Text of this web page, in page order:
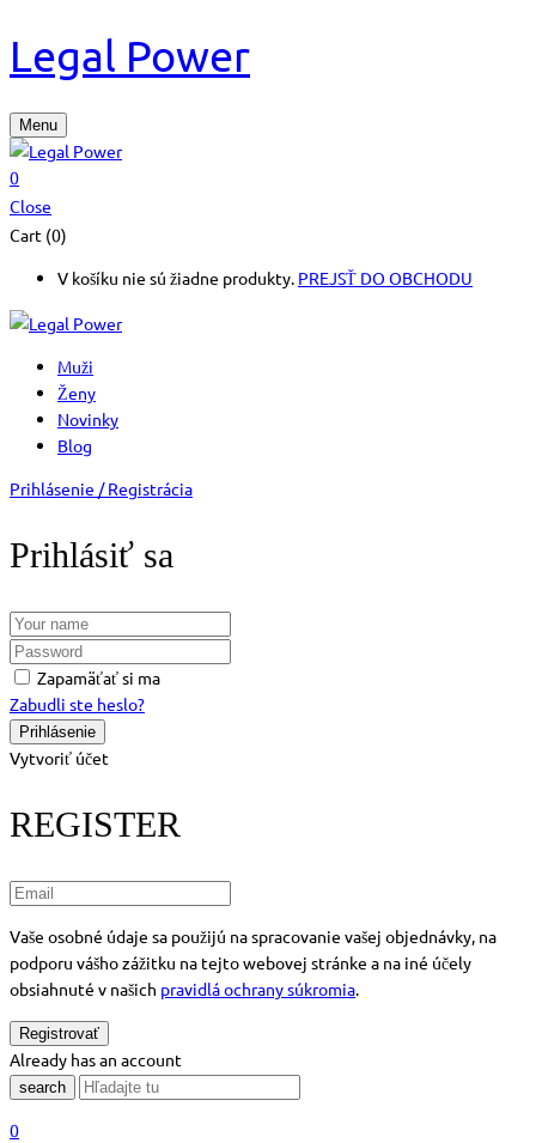
Legal Power
Menu
0
Close
Cart (0)
V košíku nie sú žiadne produkty. PREJSŤ DO OBCHODU
Muži
Ženy
Novinky
Blog
Prihlásenie / Registrácia
Prihlásiť sa
Zapamäťať si ma
Zabudli ste heslo?
Vytvoriť účet
REGISTER
Vaše osobné údaje sa použijú na spracovanie vašej objednávky, na
podporu vášho zážitku na tejto webovej stránke a na iné účely
obsiahnuté v našich pravidlá ochrany súkromia.
Already has an account
search
0